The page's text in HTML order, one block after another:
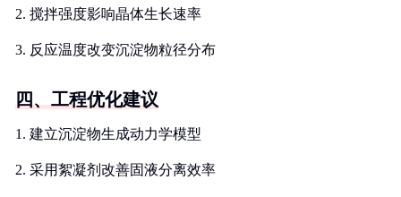
2. 搅拌强度影响晶体生长速率
3. 反应温度改变沉淀物粒径分布
四、工程优化建议
1. 建立沉淀物生成动力学模型
2. 采用絮凝剂改善固液分离效率